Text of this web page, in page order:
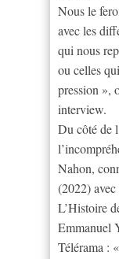
Nous le
avec les
qui nous
ou celles
pression »,
interview.
Du côté de
Nahon,
(2022)
L’Histoire
Emmanuel
Télérama :